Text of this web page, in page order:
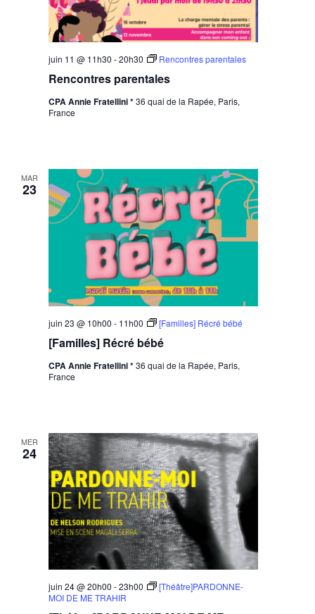
Rencontres parentales
juin 11 @ 11h30 -20h30 Rencontres parentales
CPA Annie Fratellini *36 quai de la Rapée, Paris,
France
MAR
23
[Familles] Récré bébé
juin 23 @ 10h00 - 11h00 [Familles] Récré bébé
CPA Annie Fratellini *36 quai de la Rapée, Paris,
France
MER
24
juin 24 @ 20h00 -23h00
[Théâtre]PARDONNE-
MOI DE ME TRAHIR